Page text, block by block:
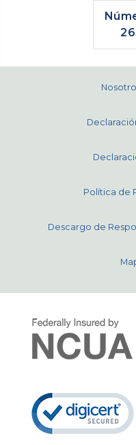
Política de
Descargo de